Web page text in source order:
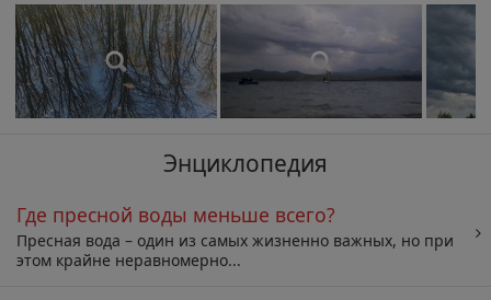
Энциклопедия
Где пресной воды меньше всего?
Пресная вода – один из самых жизненно важных, но при
этом крайне неравномерно...